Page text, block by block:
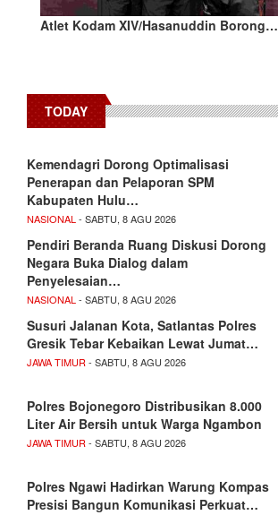
Atlet Kodam XIV/Hasanuddin Borong…
TODAY
Kemendagri Dorong Optimalisasi
Penerapan dan Pelaporan SPM
Kabupaten Hulu…
NASIONAL- SABTU, 8 AGU 2026
Pendiri Beranda Ruang Diskusi Dorong
Negara Buka Dialog dalam
Penyelesaian…
NASIONAL- SABTU, 8 AGU 2026
Susuri Jalanan Kota, Satlantas Polres
Gresik Tebar Kebaikan Lewat Jumat…
JAWA TIMUR- SABTU, 8 AGU 2026
Polres Bojonegoro Distribusikan 8.000
Liter Air Bersih untuk Warga Ngambon
JAWA TIMUR- SABTU, 8 AGU 2026
Polres Ngawi Hadirkan Warung Kompas
Presisi Bangun Komunikasi Perkuat…